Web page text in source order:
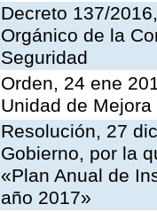
Decreto 137/
Orgánico de la
Seguridad
Orden, 24 ene
Unidad de
Resolución, 27
Gobierno, por la
«Plan Anual de
año 2017»